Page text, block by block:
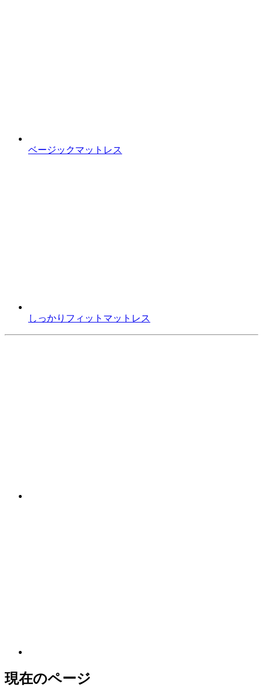
ベージックマットレス
しっかりフィットマットレス
現在のページ